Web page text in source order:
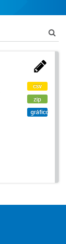
csv
zip
gráfico